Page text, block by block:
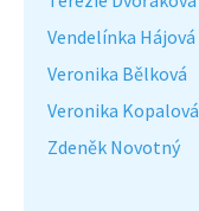
Vendelínka Hájová
Veronika Bělková
Veronika Kopalová
Zdeněk Novotný